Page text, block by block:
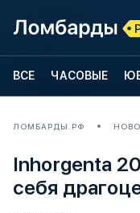
ВСЕ ЧАСОВЫЕ
ЛОМБАРДЫ.РФ
Inhorgenta
себя